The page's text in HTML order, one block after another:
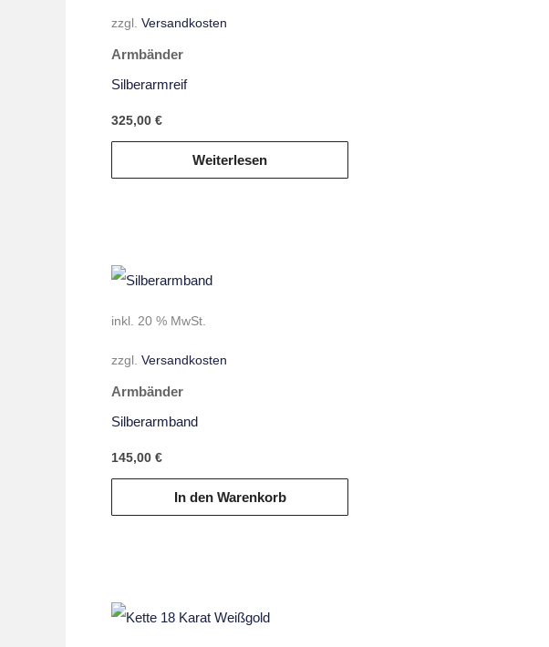
zzgl. Versandkosten
Armbänder
Silberarmreif
325,00 €
Weiterlesen
inkl. 20 % MwSt.
zzgl. Versandkosten
Armbänder
Silberarmband
145,00 €
In den Warenkorb